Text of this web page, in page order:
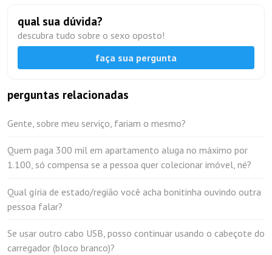
qual sua dúvida?
descubra tudo sobre o sexo oposto!
faça sua pergunta
perguntas relacionadas
Gente, sobre meu serviço, fariam o mesmo?
Quem paga 300 mil em apartamento aluga no máximo por
1.100, só compensa se a pessoa quer colecionar imóvel, né?
Qual gíria de estado/região você acha bonitinha ouvindo outra
pessoa falar?
Se usar outro cabo USB, posso continuar usando o cabeçote do
carregador (bloco branco)?